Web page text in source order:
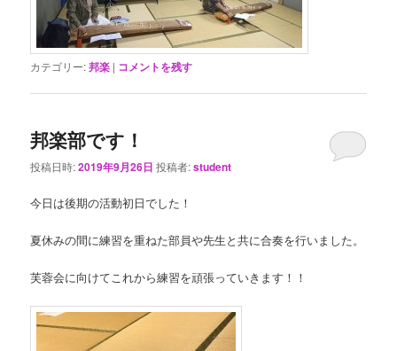
カテゴリー:邦楽 | コメントを残す
邦楽部です！
投稿日時:2019年9月26日 投稿者:student
今日は後期の活動初日でした！
夏休みの間に練習を重ねた部員や先生と共に合奏を行いました。
芙蓉会に向けてこれから練習を頑張っていきます！！